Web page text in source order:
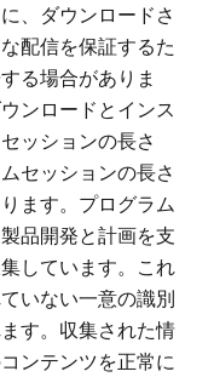
、ダウンロードさ
配信を保証するた
る場合がありま
ンロードとインス
ッションの長さ
セッションの長さ
ます。プログラム
品開発と計画を支
しています。これ
いない一意の識別
す。収集された情
ンテンツを正常に